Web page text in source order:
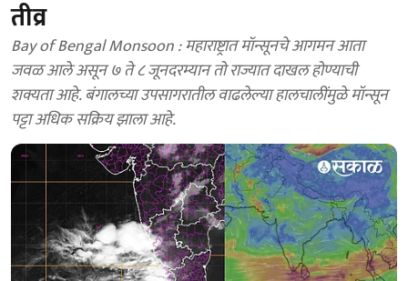
तीव्र
Bay of Bengal Monsoon : महाराष्ट्रात मॉन्सूनचे आगमन आता
जवळ आले असून ७ ते ८ जूनदरम्यान तो राज्यात दाखल होण्याची
शक्यता आहे. बंगालच्या उपसागरातील वाढलेल्या हालचालींमुळे मॉन्सून
पट्टा अधिक सक्रिय झाला आहे.